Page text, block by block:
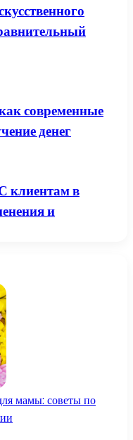
современные
денег
клиентам в
и
мамы: советы по